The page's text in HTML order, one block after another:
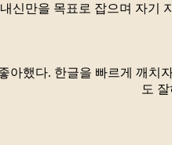
신만을 목표로 잡으며 자
아했다. 한글을 빠르게 깨
도